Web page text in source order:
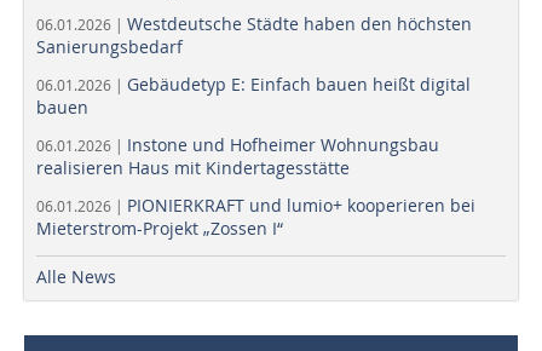
06.01.2026 | Westdeutsche Städte haben den höchsten
Sanierungsbedarf
06.01.2026 | Gebäudetyp E: Einfach bauen heißt digital
bauen
06.01.2026 | Instone und Hofheimer Wohnungsbau
realisieren Haus mit Kindertagesstätte
06.01.2026 | PIONIERKRAFT und lumio+ kooperieren bei
Mieterstrom-Projekt „Zossen I“
Alle News